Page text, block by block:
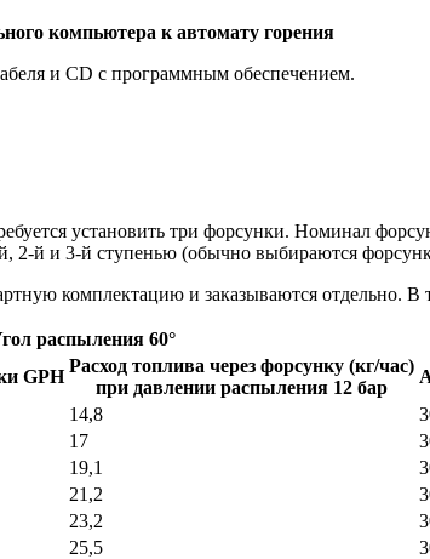
компьютера к автомату горения
и CD с программным обеспечением.
установить три форсунки. Номинал
2-й и 3-й ступенью (обычно выбираются
комплектацию и заказываются отдельно. В
распыления 60°
GPH
Расход топлива через форсунку (кг/час)
при давлении распыления 12 бар
14,8
17
19,1
21,2
23,2
25,5